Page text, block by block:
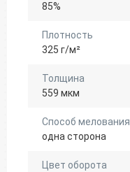
85%
Плотность
325 г/м²
Толщина
559 мкм
Способ мелования
одна сторона
Цвет оборота